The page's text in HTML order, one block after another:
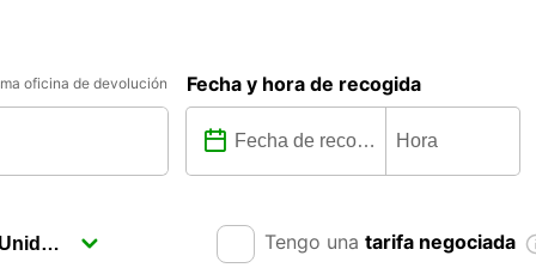
oficina de devolución Fecha y hora de recogida
Tengo una tarifa negociada